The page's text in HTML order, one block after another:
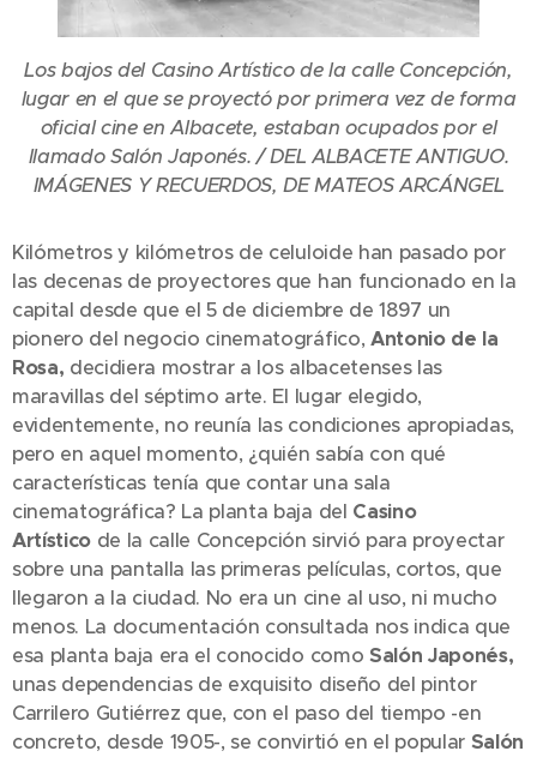
Los bajos del Casino Artístico de la calle Concepción,
lugar en el que se proyectó por primera vez de forma
oficial cine en Albacete, estaban ocupados por el
llamado Salón Japonés. / DEL ALBACETE ANTIGUO.
IMÁGENES Y RECUERDOS, DE MATEOS ARCÁNGEL
Kilómetros y kilómetros de celuloide han pasado por
las decenas de proyectores que han funcionado en la
capital desde que el 5 de diciembre de 1897 un
pionero del negocio cinematográfico, Antonio de la
Rosa, decidiera mostrar a los albacetenses las
maravillas del séptimo arte. El lugar elegido,
evidentemente, no reunía las condiciones apropiadas,
pero en aquel momento, ¿quién sabía con qué
características tenía que contar una sala
cinematográfica? La planta baja del Casino
Artístico de la calle Concepción sirvió para proyectar
sobre una pantalla las primeras películas, cortos, que
llegaron a la ciudad. No era un cine al uso, ni mucho
menos. La documentación consultada nos indica que
esa planta baja era el conocido como Salón Japonés,
unas dependencias de exquisito diseño del pintor
Carrilero Gutiérrez que, con el paso del tiempo -en
concreto, desde 1905-, se convirtió en el popular Salón